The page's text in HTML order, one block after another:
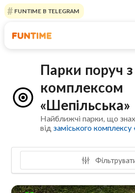
FUNTIME В TELEGRAM
Парки поруч
комплексом
«Шепільська»
Найближчі парки, що
відзаміського комплексу